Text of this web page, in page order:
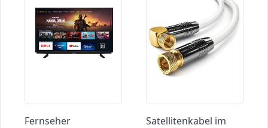
Fernseher
Satellitenkabel im